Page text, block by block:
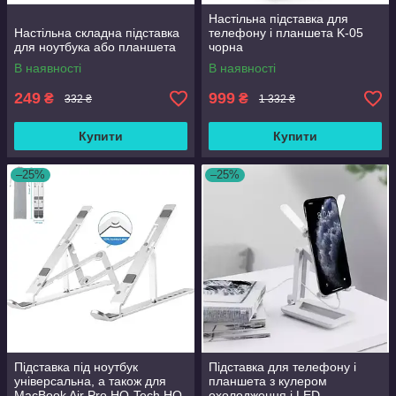
Настільна складна підставка
для ноутбука або планшета
В наявності
249 ₴ 332 ₴
Купити
Настільна підставка для
телефону і планшета K-05
чорна
В наявності
999 ₴ 1 332 ₴
Купити
–25%
Підставка під ноутбук
універсальна, а також для
–25%
Підставка для телефону і
планшета з кулером